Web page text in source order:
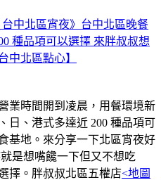
中北區宵夜》台中北區晚餐
種品項可以選擇 來胖叔叔想
中北區點心】
業時間開到凌晨，用餐環境新
日、港式多達近 200 種品項可
基地。來分享一下北區宵夜好
是想嘴饞一下但又不想吃
擇。胖叔叔北區五權店<地圖